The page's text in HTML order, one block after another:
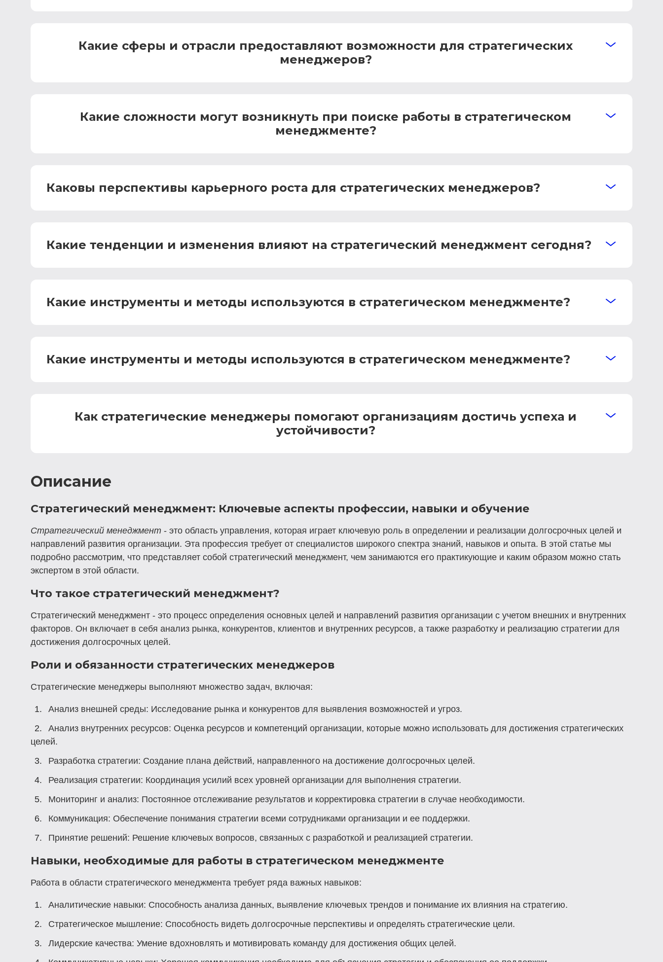
Какие сферы и отрасли предоставляют возможности для стратегических
менеджеров?
Какие сложности могут возникнуть при поиске работы в стратегическом
менеджменте?
Каковы перспективы карьерного роста для стратегических менеджеров?
Какие тенденции и изменения влияют на стратегический менеджмент сегодня?
Какие инструменты и методы используются в стратегическом менеджменте?
Какие инструменты и методы используются в стратегическом менеджменте?
Как стратегические менеджеры помогают организациям достичь успеха и
устойчивости?
Описание
Стратегический менеджмент: Ключевые аспекты профессии, навыки и обучение
Стратегический менеджмент - это область управления, которая играет ключевую роль в определении и реализации долгосрочных целей и
направлений развития организации. Эта профессия требует от специалистов широкого спектра знаний, навыков и опыта. В этой статье мы
подробно рассмотрим, что представляет собой стратегический менеджмент, чем занимаются его практикующие и каким образом можно стать
экспертом в этой области.
Что такое стратегический менеджмент?
Стратегический менеджмент - это процесс определения основных целей и направлений развития организации с учетом внешних и внутренних
факторов. Он включает в себя анализ рынка, конкурентов, клиентов и внутренних ресурсов, а также разработку и реализацию стратегии для
достижения долгосрочных целей.
Роли и обязанности стратегических менеджеров
Стратегические менеджеры выполняют множество задач, включая:
Анализ внешней среды: Исследование рынка и конкурентов для выявления возможностей и угроз.
Анализ внутренних ресурсов: Оценка ресурсов и компетенций организации, которые можно использовать для достижения стратегических
целей.
Разработка стратегии: Создание плана действий, направленного на достижение долгосрочных целей.
Реализация стратегии: Координация усилий всех уровней организации для выполнения стратегии.
Мониторинг и анализ: Постоянное отслеживание результатов и корректировка стратегии в случае необходимости.
Коммуникация: Обеспечение понимания стратегии всеми сотрудниками организации и ее поддержки.
Принятие решений: Решение ключевых вопросов, связанных с разработкой и реализацией стратегии.
Навыки, необходимые для работы в стратегическом менеджменте
Работа в области стратегического менеджмента требует ряда важных навыков:
Аналитические навыки: Способность анализа данных, выявление ключевых трендов и понимание их влияния на стратегию.
Стратегическое мышление: Способность видеть долгосрочные перспективы и определять стратегические цели.
Лидерские качества: Умение вдохновлять и мотивировать команду для достижения общих целей.